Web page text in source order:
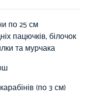
по 25 см
пацючків, білочок
та мурчака
(по 3 см)